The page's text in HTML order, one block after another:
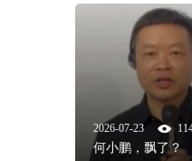
2026-07-23
何小鹏，飘了？